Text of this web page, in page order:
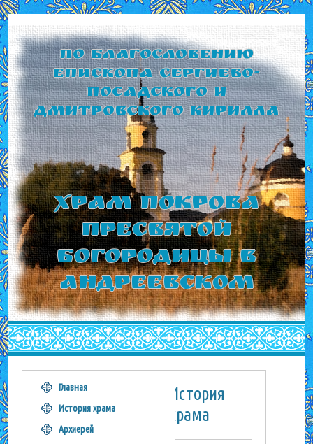
По благословению
Епископа Сергиево-
Посадского и
Дмитровского Кирилла
Храм Покрова
Пресвятой
Богородицы в
Андреевском
История
храма
Главная
История храма
Архиерей